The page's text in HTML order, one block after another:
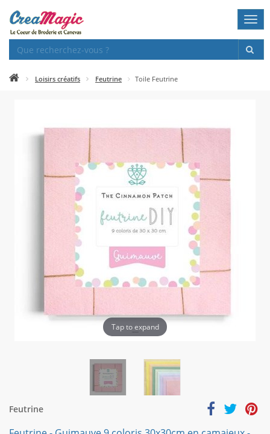
Loisirs créatifs Feutrine Toile Feutrine
Tap to expand
Feutrine